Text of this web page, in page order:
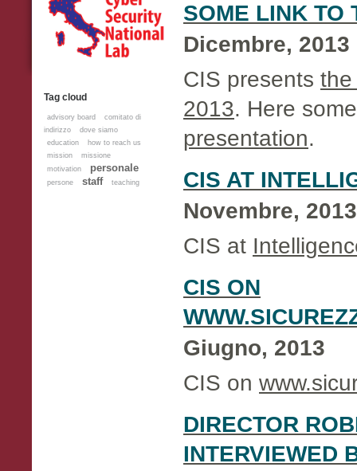
Tag cloud
advisory board
comitato di
indirizzo
dove siamo
education
how to reach us
mission
missione
motivation
personale
persone staff teaching
SOME LINK TO
Dicembre, 2013
CIS presents the
2013. Here
presentation.
CIS AT
Novembre, 2013
CIS at
CIS ON
Giugno, 2013
CIS on
DIRECTOR
INTERVIEWED